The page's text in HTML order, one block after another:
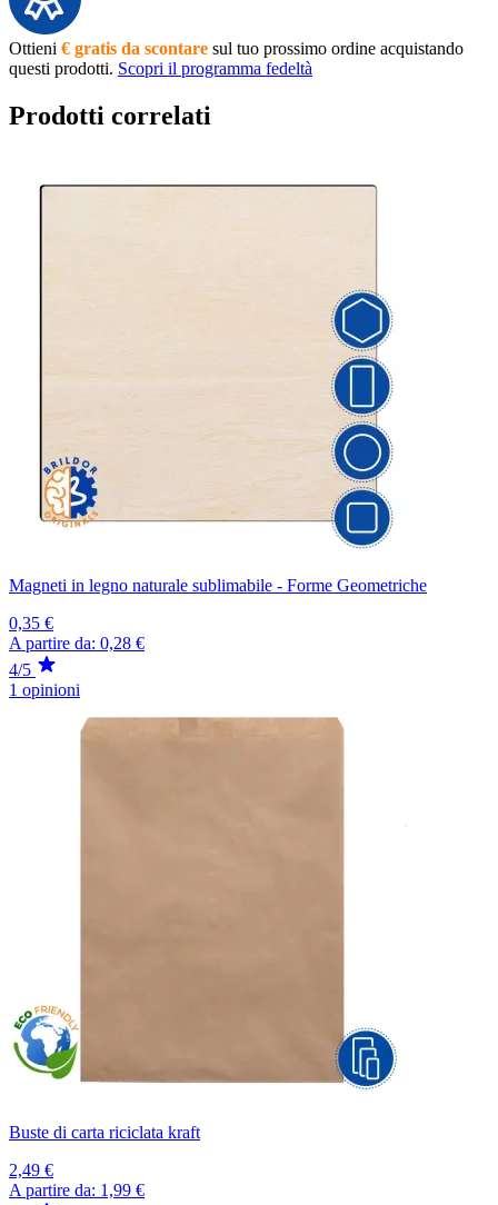
Ottieni € gratis da scontare sul tuo prossimo ordine acquistando
questi prodotti. Scopri il programma fedeltà
Prodotti correlati
Magneti in legno naturale sublimabile - Forme Geometriche
0,35 €
A partire da: 0,28 €
4/5
1 opinioni
Buste di carta riciclata kraft
2,49 €
A partire da: 1,99 €